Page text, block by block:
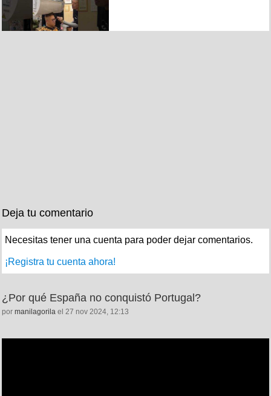
Deja tu comentario
Necesitas tener una cuenta para poder dejar comentarios.
¡Registra tu cuenta ahora!
¿Por qué España no conquistó Portugal?
por manilagorila el 27 nov 2024, 12:13